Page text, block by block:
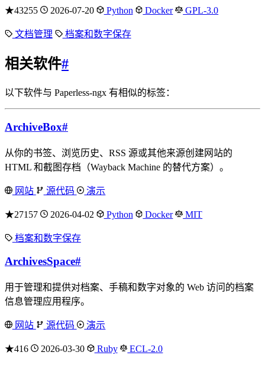
★43255 2026-07-20 Python Docker GPL-3.0
文档管理 档案和数字保存
相关软件#
以下软件与 Paperless-ngx 有相似的标签：
ArchiveBox#
从你的书签、浏览历史、RSS 源或其他来源创建网站的
HTML 和截图存档（Wayback Machine 的替代方案）。
网站 源代码 演示
★27157 2026-04-02 Python Docker MIT
档案和数字保存
ArchivesSpace#
用于管理和提供对档案、手稿和数字对象的 Web 访问的档案
信息管理应用程序。
网站 源代码 演示
★416 2026-03-30 Ruby ECL-2.0